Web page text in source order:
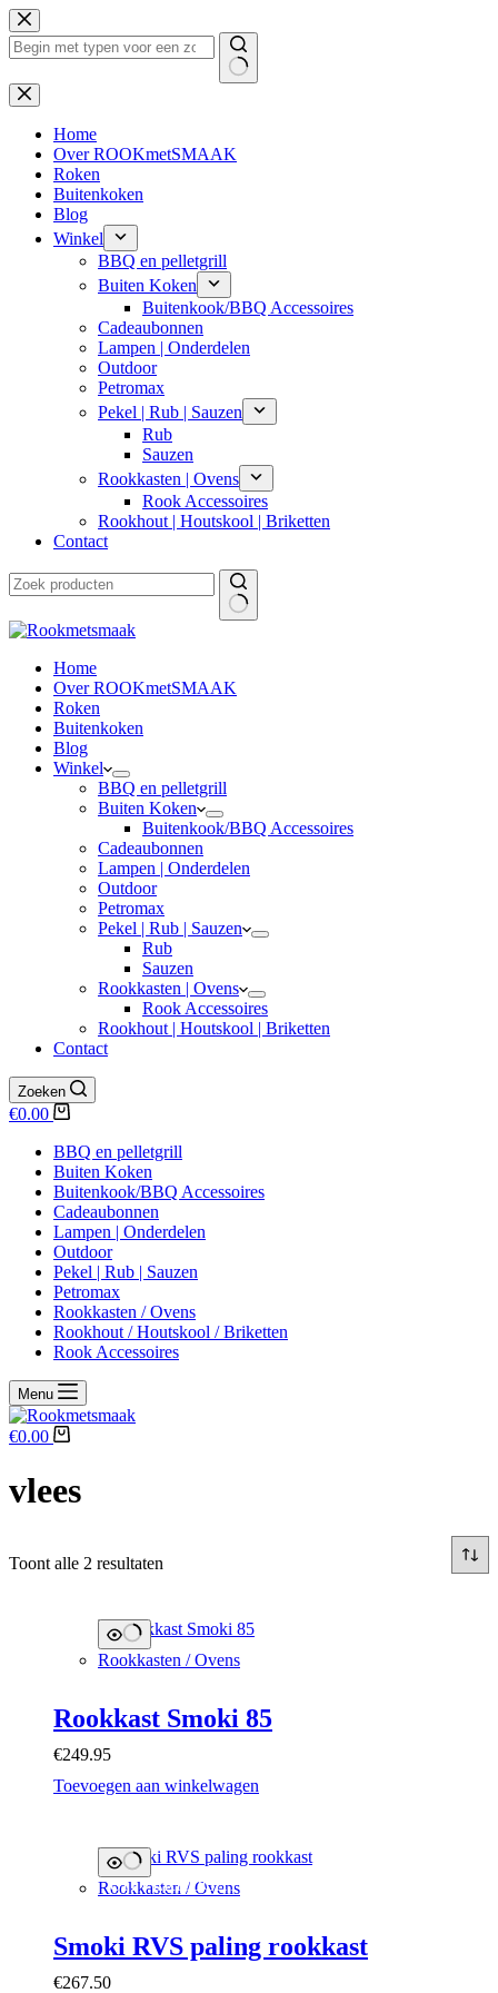
Ga
naar
de
Geen
resultaten
Home
Over ROOKmetSMAAK
Roken
Buitenkoken
Blog
Winkel
BBQ en pelletgrill
Buiten Koken
Buitenkook/BBQ Accessoires
Cadeaubonnen
Lampen | Onderdelen
Outdoor
Petromax
Pekel | Rub | Sauzen
Rub
Sauzen
Rookkasten | Ovens
Rook Accessoires
Rookhout | Houtskool | Briketten
Contact
Home
Over ROOKmetSMAAK
Roken
Buitenkoken
Blog
Winkel
BBQ en pelletgrill
Buiten Koken
Buitenkook/BBQ Accessoires
Cadeaubonnen
Lampen | Onderdelen
Outdoor
Petromax
Pekel | Rub | Sauzen
Rub
Sauzen
Rookkasten | Ovens
Rook Accessoires
Rookhout | Houtskool | Briketten
Contact
Zoeken
Winkelwagen
€0.00
BBQ en pelletgrill
Buiten Koken
Buitenkook/BBQ Accessoires
Cadeaubonnen
Lampen | Onderdelen
Outdoor
Pekel | Rub | Sauzen
Petromax
Rookkasten / Ovens
Rookhout / Houtskool / Briketten
Rook Accessoires
Menu
Winkelwagen
€0.00
vlees
Toont alle 2 resultaten
Rookkasten / Ovens
Rookkast Smoki 85
€249.95
Toevoegen aan winkelwagen
UITVERKOCHT
Rookkasten / Ovens
Smoki RVS paling rookkast
€267.50